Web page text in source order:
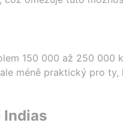
150 000 až 250 000
méně praktický pro
Indias